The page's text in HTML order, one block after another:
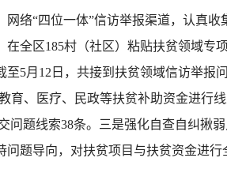
网络“四位一体”信访举报渠道，认真收
全区185村（社区）粘贴扶贫领域专
5月12日，共接到扶贫领域信访举报
育、医疗、民政等扶贫补助资金进行线
问题线索38条。三是强化自查自纠揪
题导向，对扶贫项目与扶贫资金进行